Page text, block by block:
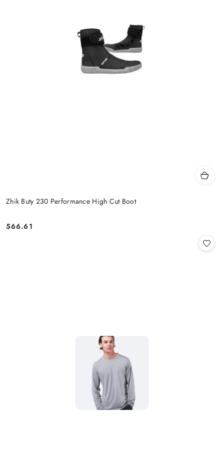
Zhik Buty 230 Performance High Cut Boot
Cena:
566.61